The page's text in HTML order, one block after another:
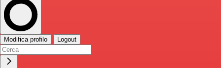
Modifica profilo Logout